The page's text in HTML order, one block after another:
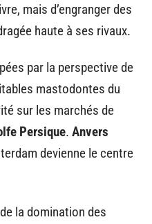
mais d’engranger des
haute à ses rivaux.
par la perspective de
mastodontes du
sur les marchés de
Persique. Anvers
devienne le centre
la domination des